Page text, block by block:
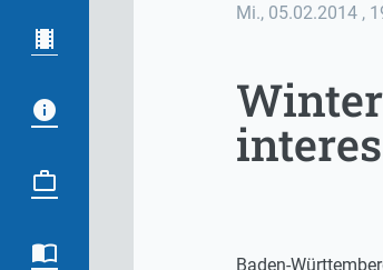
Mi., 05.02.2014 ,
Baden-